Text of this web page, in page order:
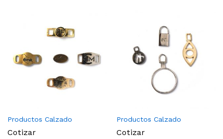
Productos Calzado
Cotizar
Productos Calzado
Cotizar